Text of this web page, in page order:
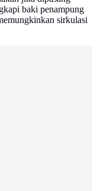
baki penampung
sirkulasi